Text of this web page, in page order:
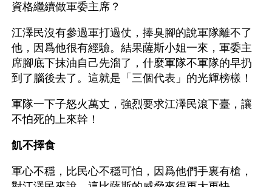
資格繼續做軍委主席？
江澤民沒有參過軍打過仗，捧臭腳的說軍隊離不了
他，因爲他很有經驗。結果薩斯小姐一來，軍委主
席腳底下抹油自己先溜了，什麼軍隊不軍隊的早扔
到了腦後去了。這就是「三個代表」的光輝榜樣！
軍隊一下子怒火萬丈，強烈要求江澤民滾下臺，讓
不怕死的上來幹！
飢不擇食
軍心不穩，比民心不穩可怕，因爲他們手裏有槍，